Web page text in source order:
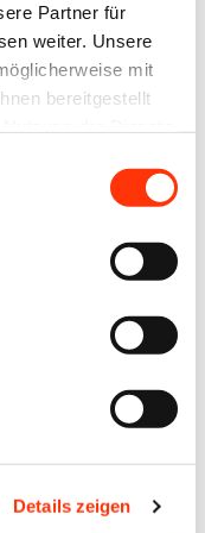
Partner für
weiter. Unsere
mit
bereitgestellt
Details zeigen